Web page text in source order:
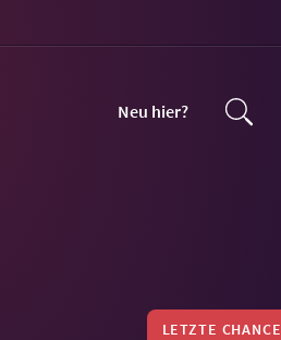
Neu hier?
LETZTE CHANCE